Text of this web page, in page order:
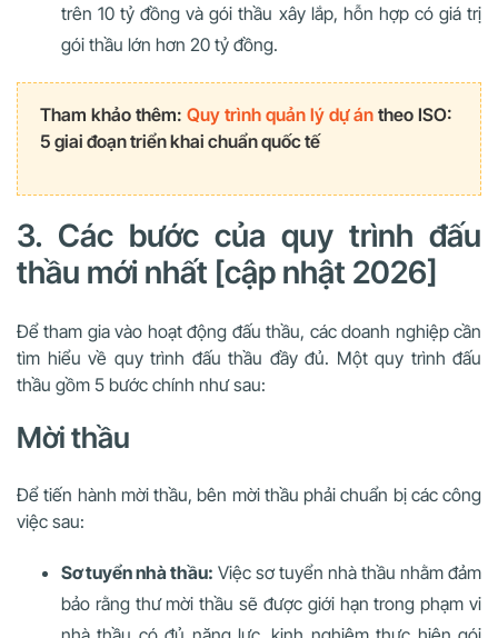
trên 10 tỷ đồng và gói thầu xây lắp, hỗn hợp có giá trị
gói thầu lớn hơn 20 tỷ đồng.
Tham khảo thêm: Quy trình quản lý dự án theo ISO:
5 giai đoạn triển khai chuẩn quốc tế
3. Các bước của quy trình đấu
thầu mới nhất [cập nhật 2026]
Để tham gia vào hoạt động đấu thầu, các doanh nghiệp cần
tìm hiểu về quy trình đấu thầu đầy đủ. Một quy trình đấu
thầu gồm 5 bước chính như sau:
Mời thầu
Để tiến hành mời thầu, bên mời thầu phải chuẩn bị các công
việc sau:
Sơ tuyển nhà thầu: Việc sơ tuyển nhà thầu nhằm đảm
bảo rằng thư mời thầu sẽ được giới hạn trong phạm vi